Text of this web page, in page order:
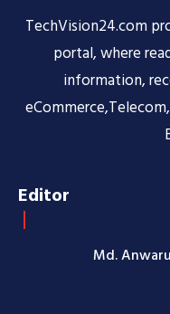
TechVision24.com
portal, where
information,
Editor
Md.